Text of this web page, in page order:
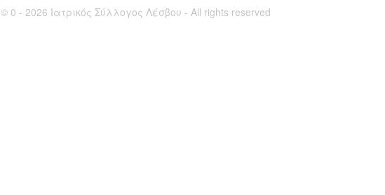
© 0 - 2026 Ιατρικός Σύλλογος Λέσβου - All rights reserved